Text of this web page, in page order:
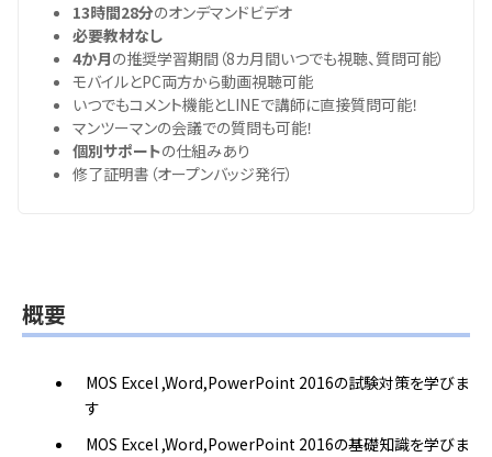
13時間28分のオンデマンドビデオ
必要教材なし
4か月の推奨学習期間（8カ月間いつでも視聴、質問可能）
モバイルとPC両方から動画視聴可能
いつでもコメント機能とLINEで講師に直接質問可能！
マンツーマンの会議での質問も可能！
個別サポートの仕組みあり
修了証明書（オープンバッジ発行）
概要
MOS Excel ,Word,PowerPoint 2016の試験対策を学びま
す
MOS Excel ,Word,PowerPoint 2016の基礎知識を学びま